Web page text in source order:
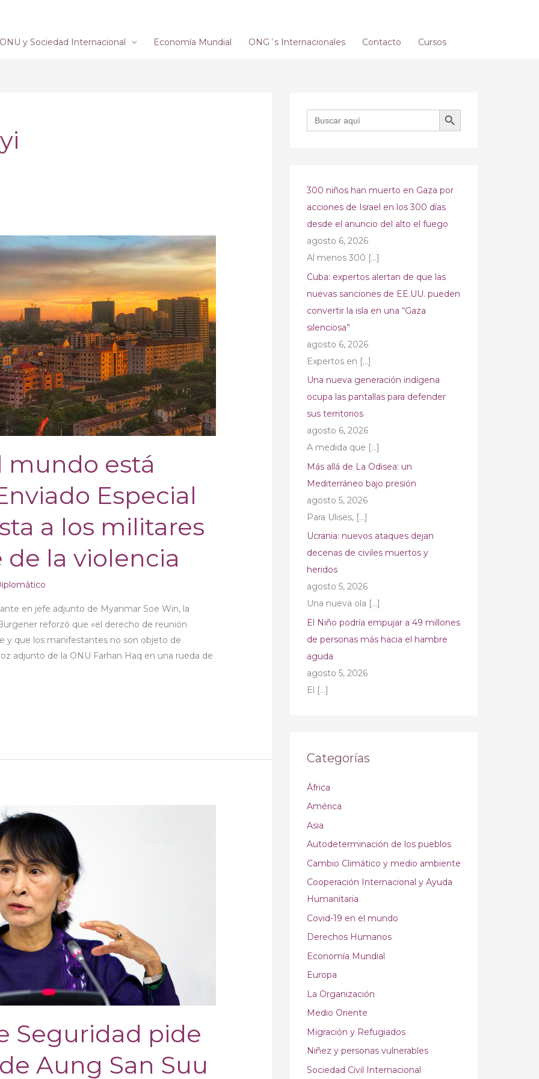
ONU y Sociedad Internacional Economía Mundial ONG´s Internacionales Contacto Cursos
mundo está
Especial
a los militares
de la violencia
en jefe adjunto de Myanmar Soe Win, la
reforzó que «el derecho de reunión
y que los manifestantes no son objeto de
adjunto de la ONU Farhan Haq en una rueda de
Seguridad pide
Aung San Suu
Buscar: BOTÓN DE BÚSQUEDA
300 niños han muerto en Gaza por
acciones de Israel en los 300 días
desde el anuncio del alto el fuego
agosto 6, 2026
Al menos 300 […]
Cuba: expertos alertan de que las
nuevas sanciones de EE.UU. pueden
convertir la isla en una “Gaza
silenciosa”
agosto 6, 2026
Expertos en […]
Una nueva generación indígena
ocupa las pantallas para defender
sus territorios
agosto 6, 2026
A medida que […]
Más allá de La Odisea: un
Mediterráneo bajo presión
agosto 5, 2026
Para Ulises, […]
Ucrania: nuevos ataques dejan
decenas de civiles muertos y
heridos
agosto 5, 2026
Una nueva ola […]
El Niño podría empujar a 49 millones
de personas más hacia el hambre
aguda
agosto 5, 2026
El […]
Categorías
África
América
Asia
Autodeterminación de los pueblos
Cambio Climático y medio ambiente
Cooperación Internacional y Ayuda
Humanitaria
Covid-19 en el mundo
Derechos Humanos
Economía Mundial
Europa
La Organización
Medio Oriente
Migración y Refugiados
Niñez y personas vulnerables
Sociedad Civil Internacional